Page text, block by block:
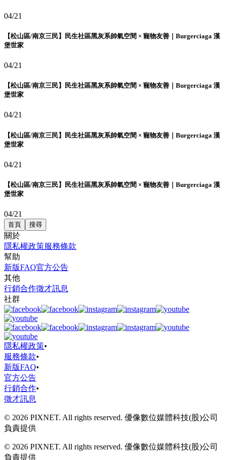
04/21
【松山區/南京三民】民生社區黑灰系帥氣空間 × 寵物友善｜Burgerciaga 漢
堡世家
04/21
【松山區/南京三民】民生社區黑灰系帥氣空間 × 寵物友善｜Burgerciaga 漢
堡世家
04/21
【松山區/南京三民】民生社區黑灰系帥氣空間 × 寵物友善｜Burgerciaga 漢
堡世家
04/21
【松山區/南京三民】民生社區黑灰系帥氣空間 × 寵物友善｜Burgerciaga 漢
堡世家
04/21
首頁 搜尋
關於
隱私權政策服務條款
幫助
新版FAQ官方公告
其他
行銷合作徵才訊息
社群
隱私權政策•
服務條款•
新版FAQ•
官方公告
行銷合作•
徵才訊息
© 2026 PIXNET. All rights reserved. 優像數位媒體科技(股)公司
負責提供
© 2026 PIXNET. All rights reserved. 優像數位媒體科技(股)公司
負責提供